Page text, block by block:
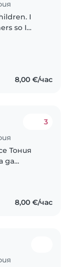
I
so I
ages
a
8,00 €/час
3
да
грижа
8,00 €/час